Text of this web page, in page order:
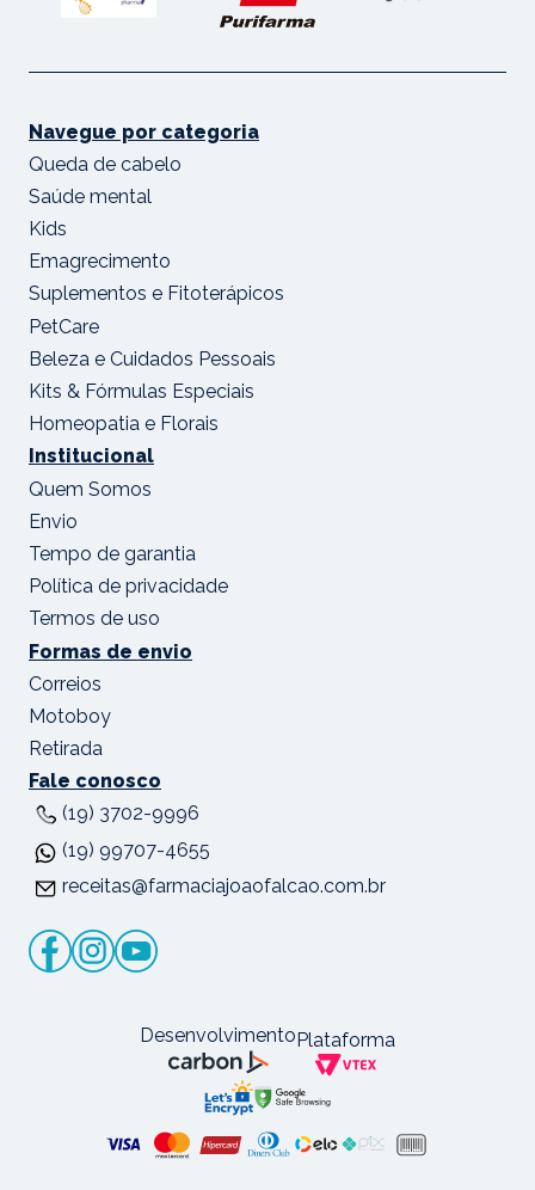
Navegue por categoria
Queda de cabelo
Saúde mental
Kids
Emagrecimento
Suplementos e Fitoterápicos
PetCare
Beleza e Cuidados Pessoais
Kits & Fórmulas Especiais
Homeopatia e Florais
Institucional
Quem Somos
Envio
Tempo de garantia
Política de privacidade
Termos de uso
Formas de envio
Correios
Motoboy
Retirada
Fale conosco
(19) 3702-9996
(19) 99707-4655
receitas@farmaciajoaofalcao.com.br
DesenvolvimentoPlataforma